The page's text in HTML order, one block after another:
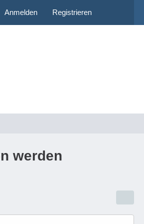
Anmelden Registrieren
werden